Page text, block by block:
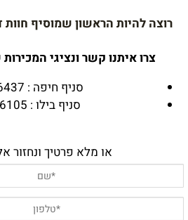
רוצה להיות הראשון שמוסיף
צרו איתנו קשר ונציגי
סניף חיפה : 054-5326437
סניף בילו : 054-5326105
או מלא פרטיך ונחזור